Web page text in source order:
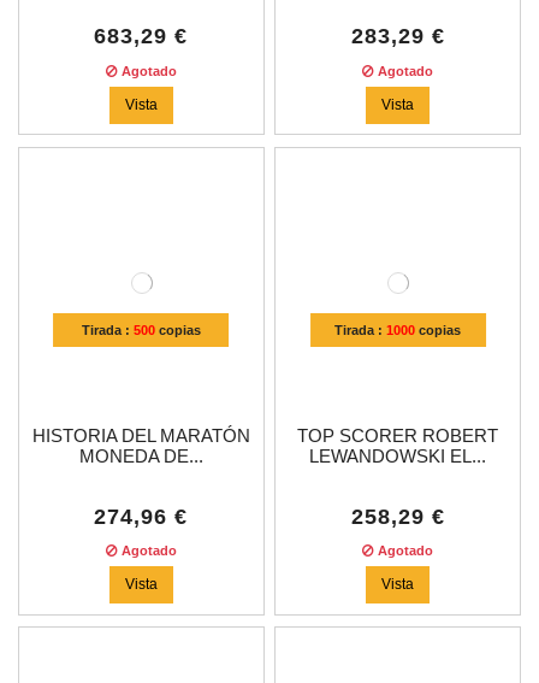
683,29 €
Agotado
Vista
283,29 €
Agotado
Vista
Tirada : 500copias
HISTORIA DEL MARATÓN
MONEDA DE...
274,96 €
Agotado
Vista
Tirada :1000 copias
TOP SCORER ROBERT
LEWANDOWSKI EL...
258,29 €
Agotado
Vista